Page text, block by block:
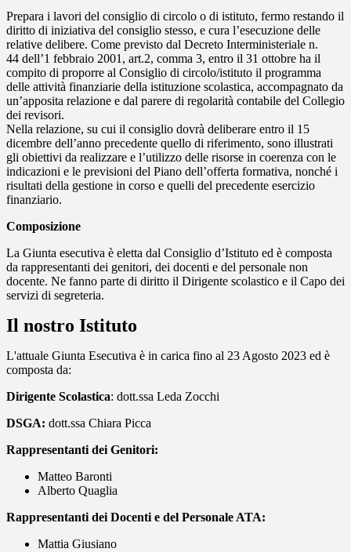
Prepara i lavori del consiglio di circolo o di istituto, fermo restando il
diritto di iniziativa del consiglio stesso, e cura l’esecuzione delle
relative delibere. Come previsto dal Decreto Interministeriale n.
44 dell’1 febbraio 2001, art.2, comma 3, entro il 31 ottobre ha il
compito di proporre al Consiglio di circolo/istituto il programma
delle attività finanziarie della istituzione scolastica, accompagnato da
un’apposita relazione e dal parere di regolarità contabile del Collegio
dei revisori.
Nella relazione, su cui il consiglio dovrà deliberare entro il 15
dicembre dell’anno precedente quello di riferimento, sono illustrati
gli obiettivi da realizzare e l’utilizzo delle risorse in coerenza con le
indicazioni e le previsioni del Piano dell’offerta formativa, nonché i
risultati della gestione in corso e quelli del precedente esercizio
finanziario.
Composizione
La Giunta esecutiva è eletta dal Consiglio d’Istituto ed è composta
da rappresentanti dei genitori, dei docenti e del personale non
docente. Ne fanno parte di diritto il Dirigente scolastico e il Capo dei
servizi di segreteria.
Il nostro Istituto
L'attuale Giunta Esecutiva è in carica fino al 23 Agosto 2023 ed è
composta da:
Dirigente Scolastica: dott.ssa Leda Zocchi
DSGA: dott.ssa Chiara Picca
Rappresentanti dei Genitori:
Matteo Baronti
Alberto Quaglia
Rappresentanti dei Docenti e del Personale ATA:
Mattia Giusiano